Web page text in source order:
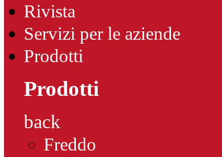
Rivista
Servizi per le aziende
Prodotti
Prodotti
back
Freddo